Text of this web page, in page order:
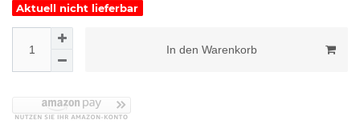
Aktuell nicht lieferbar
In den Warenkorb